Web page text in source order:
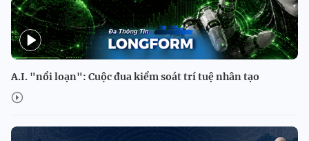
A.I. "nổi loạn": Cuộc đua kiểm soát trí tuệ nhân tạo